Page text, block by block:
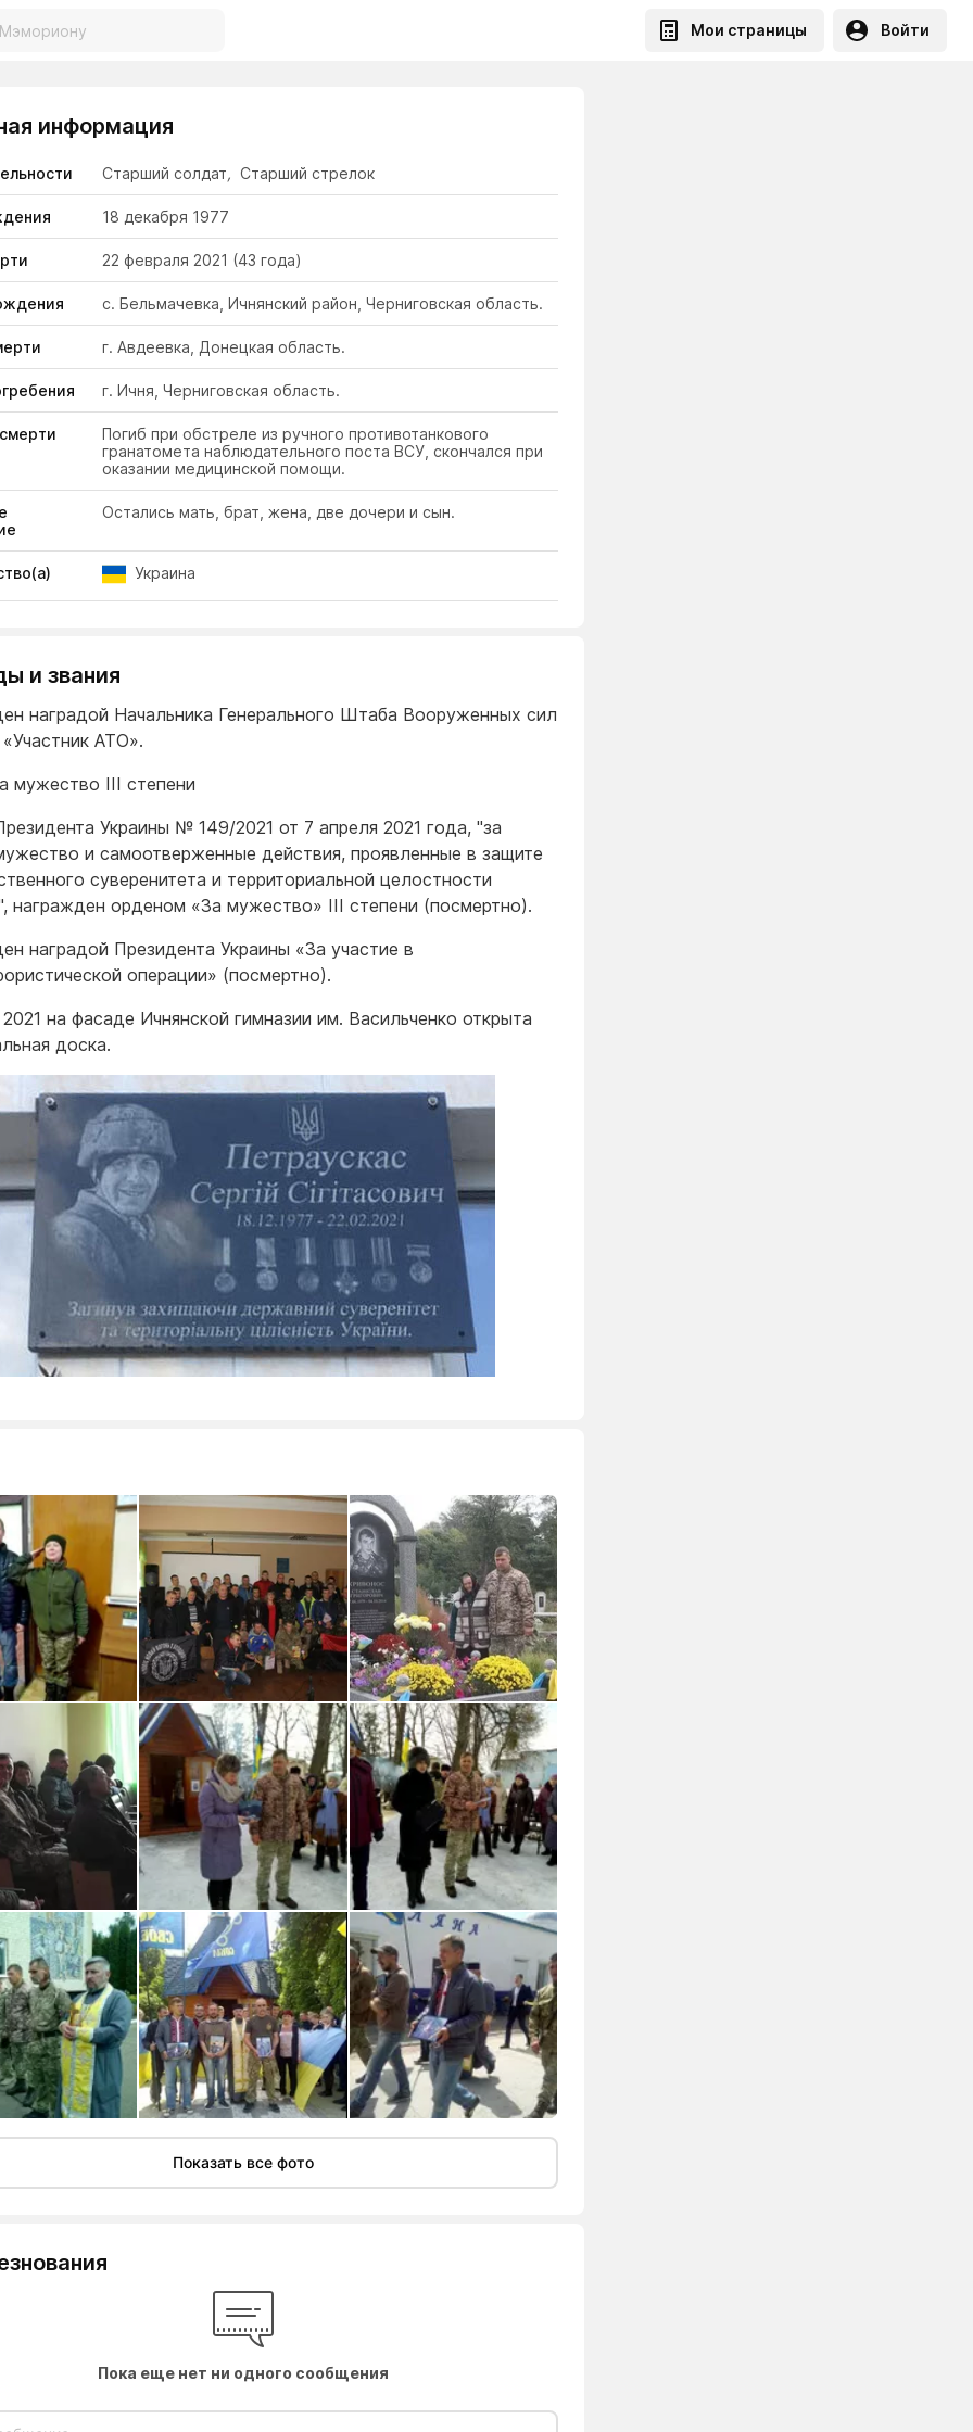
Мои страницы Войти
информация
Старший солдат, Старший стрелок
18 декабря 1977
22 февраля 2021 (43 года)
с. Бельмачевка, Ичнянский район, Черниговская область.
г. Авдеевка, Донецкая область.
г. Ичня, Черниговская область.
Погиб при обстреле из ручного противотанкового
гранатомета наблюдательного поста ВСУ, скончался при
оказании медицинской помощи.
Остались мать, брат, жена, две дочери и сын.
Украина
и звания
наградой Начальника Генерального Штаба Вооруженных сил
АТО».
мужество III степени
Украины № 149/2021 от 7 апреля 2021 года, "за
и самоотверженные действия, проявленные в защите
суверенитета и территориальной целостности
награжден орденом «За мужество» III степени (посмертно).
наградой Президента Украины «За участие в
операции» (посмертно).
на фасаде Ичнянской гимназии им. Васильченко открыта
доска.
Показать все фото
Пока еще нет ни одного сообщения